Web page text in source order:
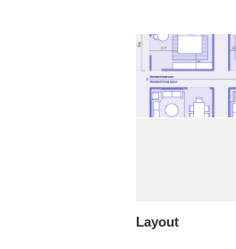
Layout